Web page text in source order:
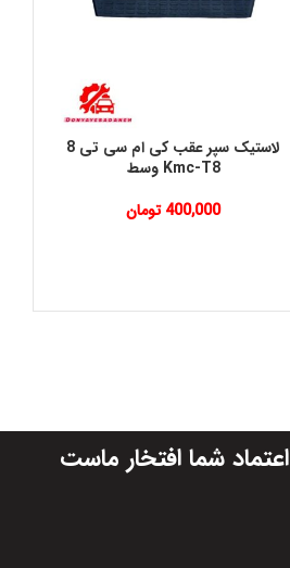
لاستیک سپر عقب کی ام سی تی 8
Kmc-T8 وسط
400,000 تومان
اعتماد شما افتخار ماست